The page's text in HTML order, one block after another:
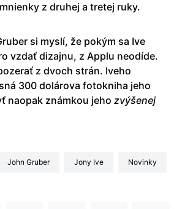
z druhej a tretej ruky.
si myslí, že pokým sa Ive
vzdať dizajnu, z Applu neodíde.
z dvoch strán. Iveho
300 dolárova fotokniha jeho
naopak známkou jeho zvýšenej
John Gruber Jony Ive Novinky